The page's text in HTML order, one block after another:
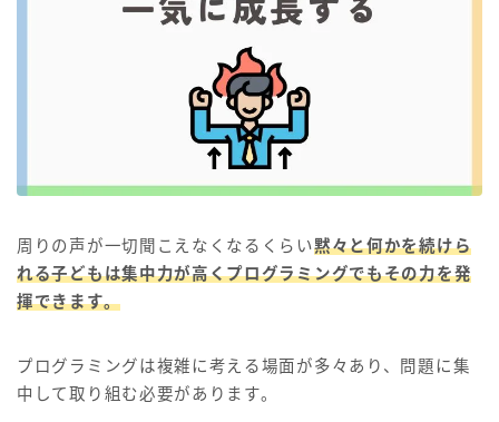
周りの声が一切聞こえなくなるくらい黙々と何かを続けら
れる子どもは集中力が高くプログラミングでもその力を発
揮できます。
プログラミングは複雑に考える場面が多々あり、問題に集
中して取り組む必要があります。